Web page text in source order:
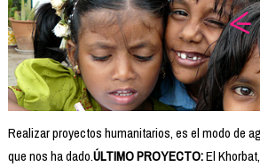
Realizar proyectos humanitarios, es el modo de
que nos ha dado.ÚLTIMO PROYECTO:El